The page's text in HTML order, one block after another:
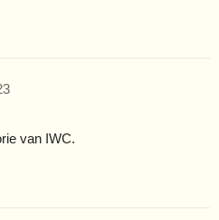
van IWC.